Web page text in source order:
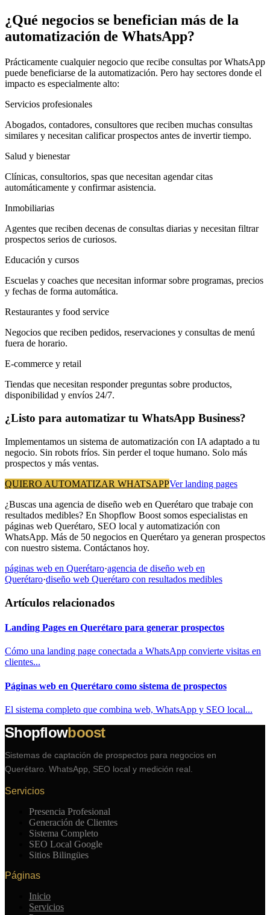
¿Qué negocios se benefician más de la
automatización de WhatsApp?
Prácticamente cualquier negocio que recibe consultas por WhatsApp
puede beneficiarse de la automatización. Pero hay sectores donde el
impacto es especialmente alto:
Servicios profesionales
Abogados, contadores, consultores que reciben muchas consultas
similares y necesitan calificar prospectos antes de invertir tiempo.
Salud y bienestar
Clínicas, consultorios, spas que necesitan agendar citas
automáticamente y confirmar asistencia.
Inmobiliarias
Agentes que reciben decenas de consultas diarias y necesitan filtrar
prospectos serios de curiosos.
Educación y cursos
Escuelas y coaches que necesitan informar sobre programas, precios
y fechas de forma automática.
Restaurantes y food service
Negocios que reciben pedidos, reservaciones y consultas de menú
fuera de horario.
E-commerce y retail
Tiendas que necesitan responder preguntas sobre productos,
disponibilidad y envíos 24/7.
¿Listo para automatizar tu WhatsApp Business?
Implementamos un sistema de automatización con IA adaptado a tu
negocio. Sin robots fríos. Sin perder el toque humano. Solo más
prospectos y más ventas.
QUIERO AUTOMATIZAR WHATSAPPVer landing pages
¿Buscas una agencia de diseño web en Querétaro que trabaje con
resultados medibles? En Shopflow Boost somos especialistas en
páginas web Querétaro, SEO local y automatización con
WhatsApp. Más de 50 negocios en Querétaro ya generan prospectos
con nuestro sistema. Contáctanos hoy.
páginas web en Querétaro·agencia de diseño web en
Querétaro·diseño web Querétaro con resultados medibles
Artículos relacionados
Landing Pages en Querétaro para generar prospectos
Cómo una landing page conectada a WhatsApp convierte visitas en
clientes...
Páginas web en Querétaro como sistema de prospectos
El sistema completo que combina web, WhatsApp y SEO local...
Shopflowboost
Sistemas de captación de prospectos para negocios en
Querétaro. WhatsApp, SEO local y medición real.
Servicios
Presencia Profesional
Generación de Clientes
Sistema Completo
SEO Local Google
Sitios Bilingües
Páginas
Inicio
Servicios